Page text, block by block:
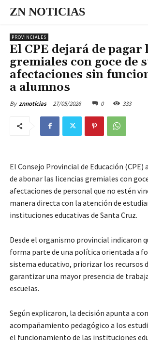
ZN NOTICIAS
PROVINCIALES
El CPE dejará de pagar
gremiales con goce de
afectaciones sin
a alumnos
By znnoticias 27/05/2026 0 333
El Consejo Provincial de Educación (CPE)
de abonar las licencias gremiales con
afectaciones de personal que no estén
manera directa con la atención de
instituciones educativas de Santa Cruz.
Desde el organismo provincial indicaron
forma parte de una política orientada a
sistema educativo, priorizar los recursos
garantizar una mayor presencia de
escuelas.
Según explicaron, la decisión apunta a
acompañamiento pedagógico a los
el funcionamiento de las instituciones